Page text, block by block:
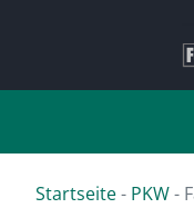
Startseite- PKW-